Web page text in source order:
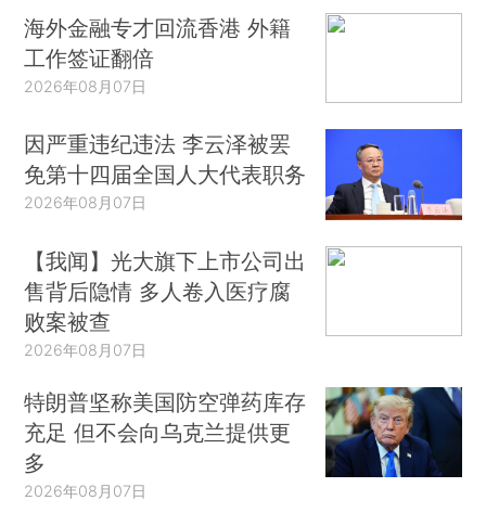
海外金融专才回流香港 外籍
工作签证翻倍
2026年08月07日
因严重违纪违法 李云泽被罢
免第十四届全国人大代表职务
2026年08月07日
【我闻】光大旗下上市公司出
售背后隐情 多人卷入医疗腐
败案被查
2026年08月07日
特朗普坚称美国防空弹药库存
充足 但不会向乌克兰提供更
多
2026年08月07日